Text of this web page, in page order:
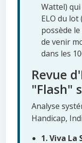
Wattel)
ELO du lot
possède
de venir
dans les
Revue
"Flash"
Analyse
Handicap,
1. Viva La